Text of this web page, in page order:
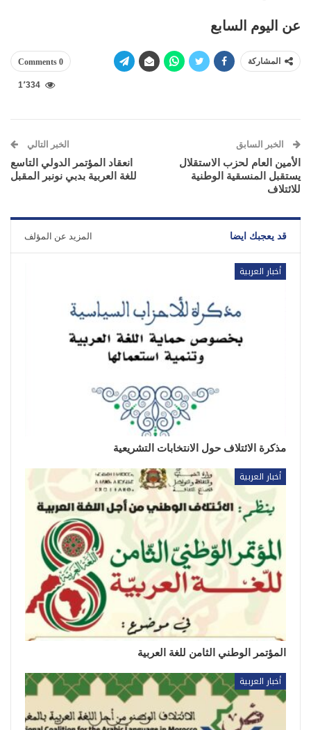
عن اليوم السابع
المشاركة 0 Comments
1٬334
الخبر السابق
الأمين العام لحزب الاستقلال
يستقبل المنسقية الوطنية
للائتلاف
الخبر التالي
انعقاد المؤتمر الدولي التاسع
للغة العربية بدبي نونبر المقبل
قد يعجبك ايضا المزيد عن المؤلف
أخبار العربية
مذكرة الائتلاف حول الانتخابات التشريعية
أخبار العربية
المؤتمر الوطني الثامن للغة العربية
أخبار العربية